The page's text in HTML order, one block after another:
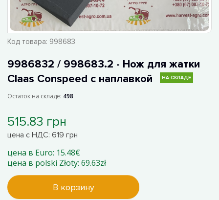
Код товара: 998683
9986832 / 998683.2 - Нож для жатки
Claas Conspeed с наплавкой
НА СКЛАДЕ
Остаток на складе: 498
515.83 грн
цена с НДС: 619 грн
цена в Euro: 15.48€
цена в polski Złoty: 69.63zł
В корзину